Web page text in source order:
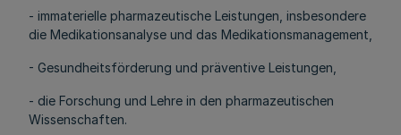
- immaterielle pharmazeutische Leistungen, insbesondere
die Medikationsanalyse und das Medikationsmanagement,
- Gesundheitsförderung und präventive Leistungen,
- die Forschung und Lehre in den pharmazeutischen
Wissenschaften.